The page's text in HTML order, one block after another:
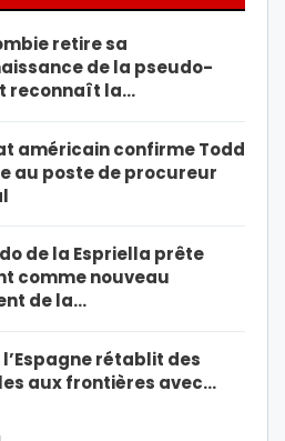
retire sa
de la pseudo-
reconnaît la…
américain confirme Todd
au poste de procureur
de la Espriella prête
comme nouveau
de la…
l’Espagne rétablit des
aux frontières avec…